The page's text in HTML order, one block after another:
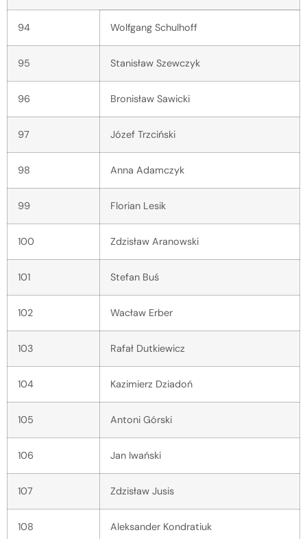
94 Wolfgang Schulhoff
95 Stanisław Szewczyk
96 Bronisław Sawicki
97 Józef Trzciński
98 Anna Adamczyk
99 Florian Lesik
100 Zdzisław Aranowski
101 Stefan Buś
102 Wacław Erber
103 Rafał Dutkiewicz
104 Kazimierz Dziadoń
105 Antoni Górski
106 Jan Iwański
107 Zdzisław Jusis
108 Aleksander Kondratiuk